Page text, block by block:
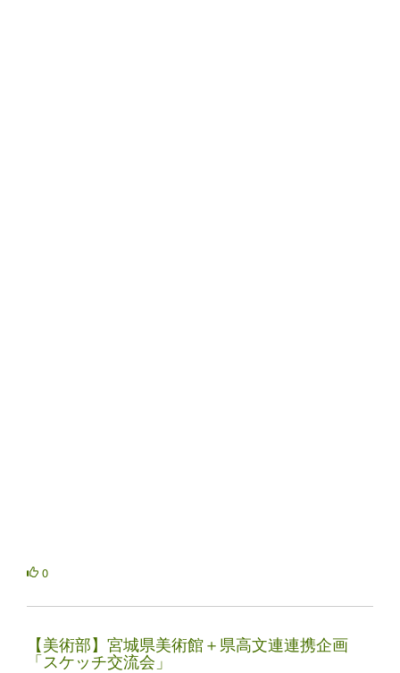
0
【美術部】宮城県美術館＋県高文連連携企画
「スケッチ交流会」